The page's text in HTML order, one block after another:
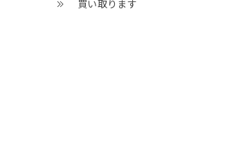
買い取ります